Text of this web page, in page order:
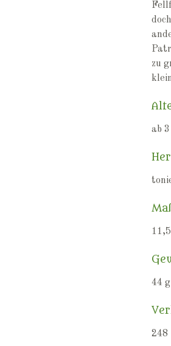
zu
ab
44 g
248